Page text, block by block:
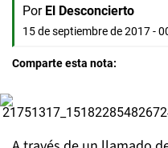
Por El Desconcierto
15 de septiembre de 2017 -
Comparte esta nota: